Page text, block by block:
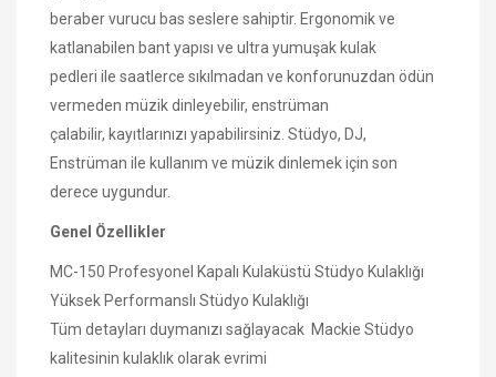
beraber vurucu bas seslere sahiptir. Ergonomik ve
katlanabilen bant yapısı ve ultra yumuşak kulak
pedleri ile saatlerce sıkılmadan ve konforunuzdan ödün
vermeden müzik dinleyebilir, enstrüman
çalabilir, kayıtlarınızı yapabilirsiniz. Stüdyo, DJ,
Enstrüman ile kullanım ve müzik dinlemek için son
derece uygundur.
Genel Özellikler
MC-150 Profesyonel Kapalı Kulaküstü Stüdyo Kulaklığı
Yüksek Performanslı Stüdyo Kulaklığı
Tüm detayları duymanızı sağlayacak Mackie Stüdyo
kalitesinin kulaklık olarak evrimi